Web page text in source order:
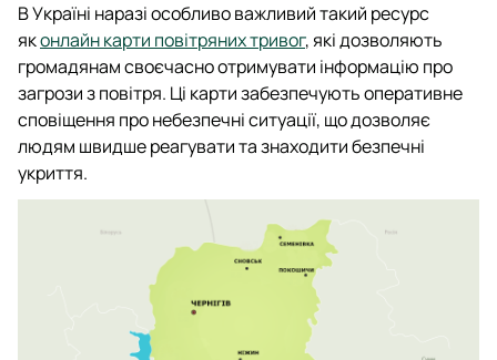
В Україні наразі особливо важливий такий ресурс
яконлайн карти повітряних тривог, які дозволяють
громадянам своєчасно отримувати інформацію про
загрози з повітря. Ці карти забезпечують оперативне
сповіщення про небезпечні ситуації, що дозволяє
людям швидше реагувати та знаходити безпечні
укриття.